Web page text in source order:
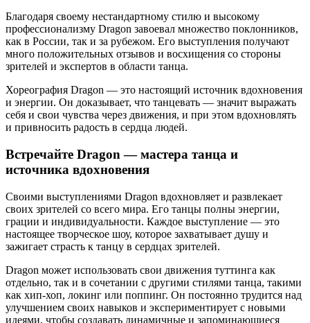
Благодаря своему нестандартному стилю и высокому
профессионализму Dragon завоевал множество поклонников,
как в России, так и за рубежом. Его выступления получают
много положительных отзывов и восхищения со стороны
зрителей и экспертов в области танца.
Хореография Dragon — это настоящий источник вдохновения
и энергии. Он доказывает, что танцевать — значит выражать
себя и свои чувства через движения, и при этом вдохновлять
и привносить радость в сердца людей.
Встречайте Dragon — мастера танца и
источника вдохновения
Своими выступлениями Dragon вдохновляет и развлекает
своих зрителей со всего мира. Его танцы полны энергии,
грации и индивидуальности. Каждое выступление — это
настоящее творческое шоу, которое захватывает душу и
зажигает страсть к танцу в сердцах зрителей.
Dragon может использовать свои движения туттинга как
отдельно, так и в сочетании с другими стилями танца, такими
как хип-хоп, локинг или поппинг. Он постоянно трудится над
улучшением своих навыков и экспериментирует с новыми
идеями, чтобы создавать динамичные и запоминающиеся